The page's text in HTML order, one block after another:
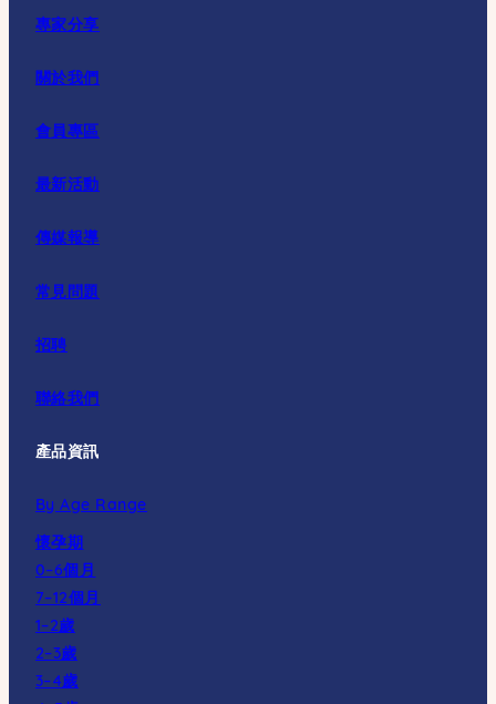
專家分享
關於我們
會員專區
最新活動
傳媒報導
常見問題
招聘
聯絡我們
產品資訊
By Age Range
懷孕期
0–6個月
7–12個月
1–2歲
2–3歲
3–4歲